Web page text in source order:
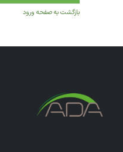
بازگشت به صفحه ورود